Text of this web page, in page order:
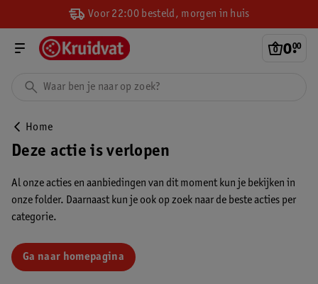
Voor 22:00 besteld, morgen in huis
0.
00
Home
Deze actie is verlopen
Al onze acties en aanbiedingen van dit moment kun je bekijken in
onze folder. Daarnaast kun je ook op zoek naar de beste acties per
categorie.
Ga naar homepagina